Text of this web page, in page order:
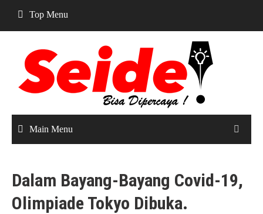
content
Top Menu
Main Menu
Dalam Bayang-Bayang Covid-19,
Olimpiade Tokyo Dibuka.